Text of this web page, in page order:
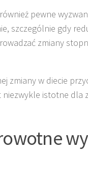
pewne
szczególnie gdy
zmiany
zmiany w diecie
niezwykle istotne dla